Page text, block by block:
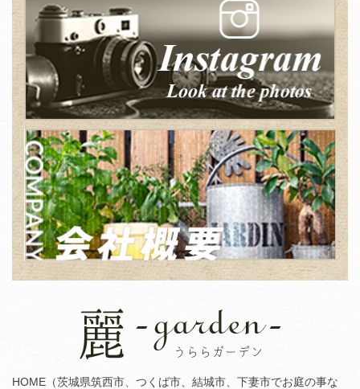
HOME（茨城県筑西市、つくば市、結城市、下妻市でお庭の事な